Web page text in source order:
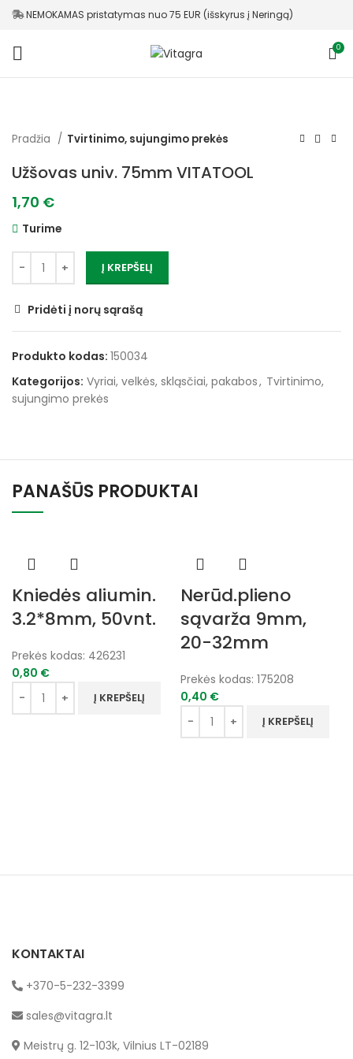
NEMOKAMAS pristatymas nuo 75 EUR (išskyrus į Neringą)
0
Pradžia Tvirtinimo, sujungimo prekės
Užšovas univ. 75mm VITATOOL
1,70 €
Turime
Į KREPŠELĮ
Pridėti į norų sąrašą
Produkto kodas: 150034
Kategorijos: Vyriai, velkės, skląsčiai, pakabos, Tvirtinimo,
sujungimo prekės
PANAŠŪS PRODUKTAI
Kniedės aliumin.
3.2*8mm, 50vnt.
Prekės kodas: 426231
0,80 €
Į KREPŠELĮ
Nerūd.plieno
sąvarža 9mm,
20-32mm
Prekės kodas: 175208
0,40 €
Į KREPŠELĮ
KONTAKTAI
+370-5-232-3399
sales@vitagra.lt
Meistrų g. 12-103k, Vilnius LT-02189